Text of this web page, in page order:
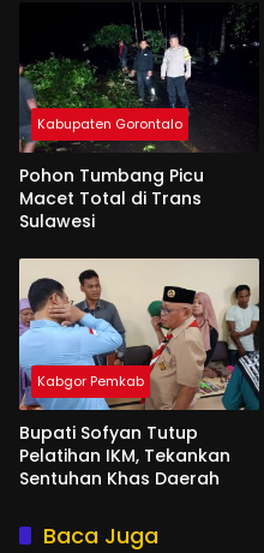
Kabupaten Gorontalo
Pohon Tumbang Picu
Macet Total di Trans
Sulawesi
Kabgor Pemkab
Bupati Sofyan Tutup
Pelatihan IKM, Tekankan
Sentuhan Khas Daerah
Baca Juga